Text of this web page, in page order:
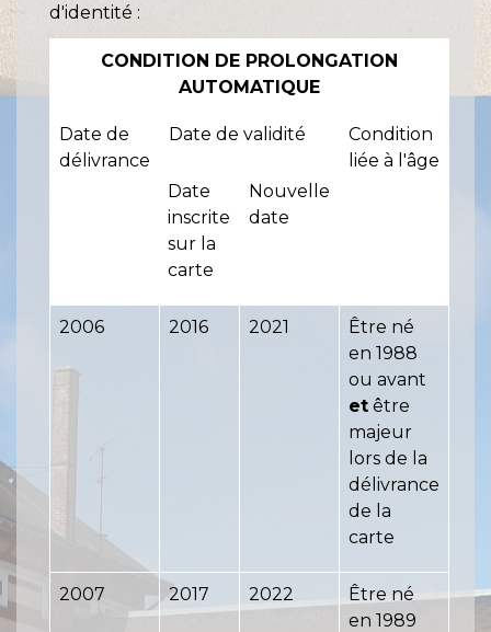
d'identité :
CONDITION DE PROLONGATION
AUTOMATIQUE
Date de
délivrance
Date de validité
Condition
liée à l'âge
Date
inscrite
sur la
carte
Nouvelle
date
2006 2016 2021
Être né
en 1988
ou avant
et être
majeur
lors de la
délivrance
de la
carte
2007 2017 2022
Être né
en 1989